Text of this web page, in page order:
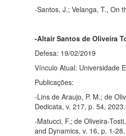
-Santos, J.; Velanga, T., On
-Altair Santos de Oliveira
Defesa: 19/02/2019
Vínculo Atual: Universidade
Publicações:
-Lins de Araujo, P. M.; de
Dedicata, v. 217, p. 54, 2023.
-Matucci, F.; de Oliveira-
and Dynamics, v. 16, p. 1-